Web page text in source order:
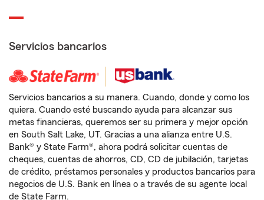
Servicios bancarios
Servicios bancarios a su manera. Cuando, donde y como los
quiera. Cuando esté buscando ayuda para alcanzar sus
metas financieras, queremos ser su primera y mejor opción
en South Salt Lake, UT. Gracias a una alianza entre U.S.
Bank® y State Farm®, ahora podrá solicitar cuentas de
cheques, cuentas de ahorros, CD, CD de jubilación, tarjetas
de crédito, préstamos personales y productos bancarios para
negocios de U.S. Bank en línea o a través de su agente local
de State Farm.